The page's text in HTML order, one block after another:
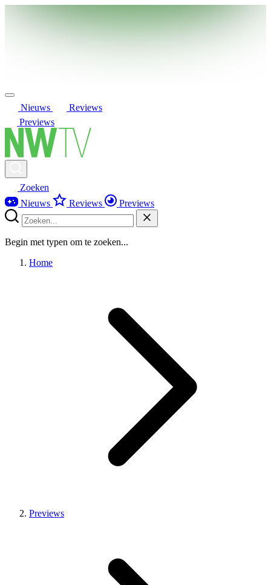
Nieuws
Reviews
Previews
Zoeken
Nieuws
Reviews Previews
Begin met typen om te zoeken...
Home
Previews